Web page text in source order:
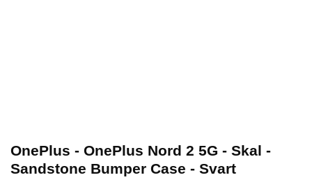
OnePlus - OnePlus Nord 2 5G - Skal -
Sandstone Bumper Case - Svart